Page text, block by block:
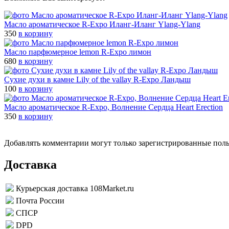
Масло ароматическое R-Expo Иланг-Иланг Ylang-Ylang
350 в корзину
Масло парфюмерное lemon R-Expo лимон
680 в корзину
Сухие духи в камне Lily of the vallay R-Expo Ландыш
100 в корзину
Масло ароматическое R-Expo, Волнение Сердца Heart Erection
350 в корзину
Добавлять комментарии могут только зарегистрированные
Доставка
Курьерская доставка 108Market.ru
Почта России
СПСР
DPD